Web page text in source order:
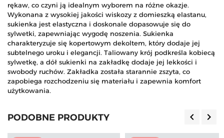
rękaw, co czyni ją idealnym wyborem na różne okazje.
Wykonana z wysokiej jakości wiskozy z domieszką elastanu,
sukienka jest elastyczna i doskonale dopasowuje się do
sylwetki, zapewniając wygodę noszenia. Sukienka
charakteryzuje się kopertowym dekoltem, który dodaje jej
subtelnego uroku i elegancji. Taliowany krój podkreśla kobiecą
sylwetkę, a dół sukienki na zakładkę dodaje jej lekkości i
swobody ruchów. Zakładka została starannie zszyta, co
zapobiega rozchodzeniu się materiału i zapewnia komfort
użytkowania.
PODOBNE PRODUKTY keyboard_arrow_left keyboard_arrow_right